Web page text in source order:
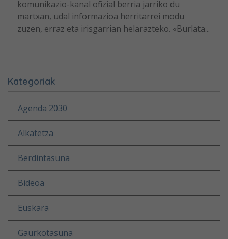
komunikazio-kanal ofizial berria jarriko du
martxan, udal informazioa herritarrei modu
zuzen, erraz eta irisgarrian helarazteko. «Burlata...
Kategoriak
Agenda 2030
Alkatetza
Berdintasuna
Bideoa
Euskara
Gaurkotasuna